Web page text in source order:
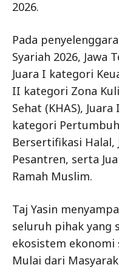
2026.
Pada
Syariah 2026, Jawa
Juara I kategori
II kategori Zona
Sehat (KHAS),
kategori
Bersertifikasi
Pesantren, serta
Ramah Muslim.
Taj Yasin
seluruh pihak yang
ekosistem ekonomi
Mulai dari